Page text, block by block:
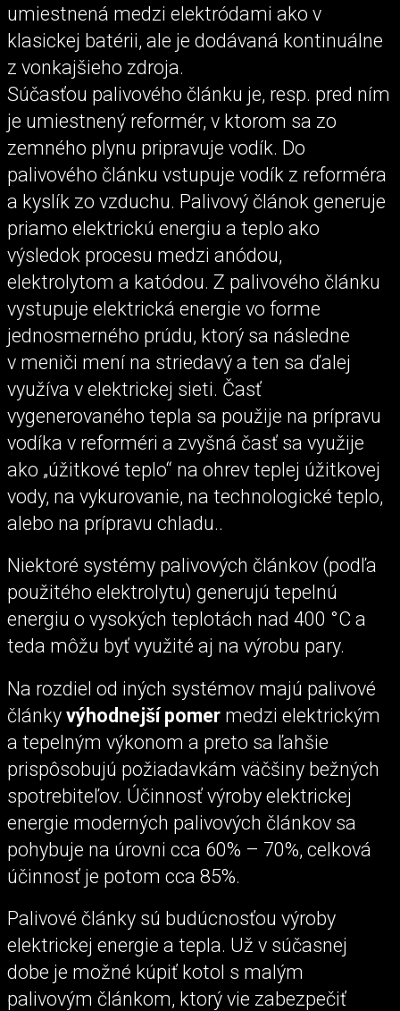
umiestnená medzi elektródami ako v
klasickej batérii, ale je dodávaná kontinuálne
z vonkajšieho zdroja.
Súčasťou palivového článku je, resp. pred ním
je umiestnený reformér, v ktorom sa zo
zemného plynu pripravuje vodík. Do
palivového článku vstupuje vodík z reforméra
a kyslík zo vzduchu. Palivový článok generuje
priamo elektrickú energiu a teplo ako
výsledok procesu medzi anódou,
elektrolytom a katódou. Z palivového článku
vystupuje elektrická energie vo forme
jednosmerného prúdu, ktorý sa následne
v meniči mení na striedavý a ten sa ďalej
využíva v elektrickej sieti. Časť
vygenerovaného tepla sa použije na prípravu
vodíka v reforméri a zvyšná časť sa využije
ako „úžitkové teplo“ na ohrev teplej úžitkovej
vody, na vykurovanie, na technologické teplo,
alebo na prípravu chladu..
Niektoré systémy palivových článkov (podľa
použitého elektrolytu) generujú tepelnú
energiu o vysokých teplotách nad 400 °C a
teda môžu byť využité aj na výrobu pary.
Na rozdiel od iných systémov majú palivové
články výhodnejší pomer medzi elektrickým
a tepelným výkonom a preto sa ľahšie
prispôsobujú požiadavkám väčšiny bežných
spotrebiteľov. Účinnosť výroby elektrickej
energie moderných palivových článkov sa
pohybuje na úrovni cca 60% – 70%, celková
účinnosť je potom cca 85%.
Palivové články sú budúcnosťou výroby
elektrickej energie a tepla. Už v súčasnej
dobe je možné kúpiť kotol s malým
palivovým článkom, ktorý vie zabezpečiť